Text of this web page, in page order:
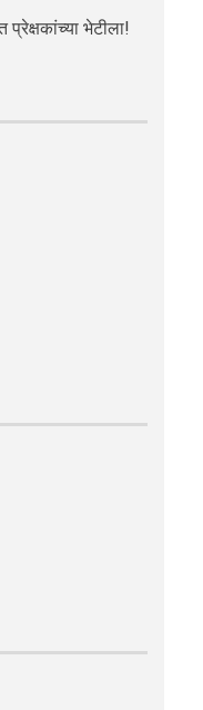
प्रेक्षकांच्या भेटीला!